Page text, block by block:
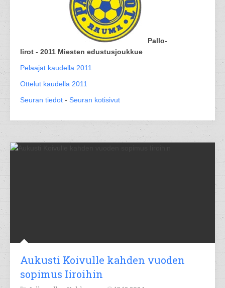
Pallo-
Iirot - 2011 Miesten edustusjoukkue
Pelaajat kaudella 2011
Ottelut kaudella 2011
Seuran tiedot - Seuran kotisivut
Aukusti Koivulle kahden vuoden
sopimus Iiroihin